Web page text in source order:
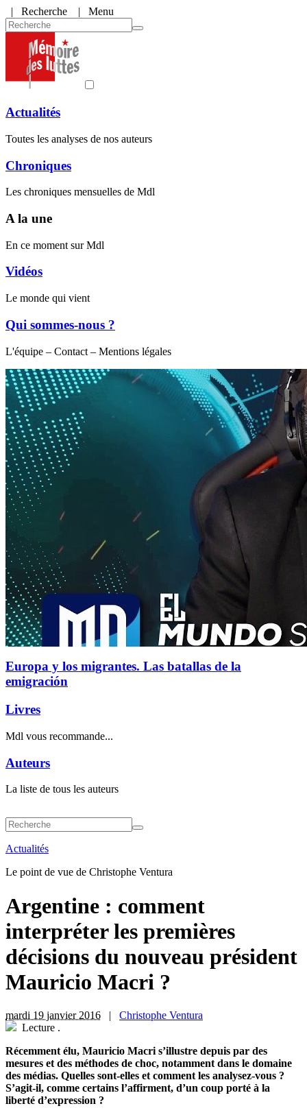
| Recherche | Menu
Actualités
Toutes les analyses de nos auteurs
Chroniques
Les chroniques mensuelles de Mdl
A la une
En ce moment sur Mdl
Vidéos
Le monde qui vient
Qui sommes-nous ?
L'équipe – Contact – Mentions légales
Europa y los migrantes. Las batallas de la
emigración
Livres
Mdl vous recommande...
Auteurs
La liste de tous les auteurs
Actualités
Le point de vue de Christophe Ventura
Argentine : comment
interpréter les premières
décisions du nouveau président
Mauricio Macri ?
mardi 19 janvier 2016 | Christophe Ventura
Lecture .
Récemment élu, Mauricio Macri s’illustre depuis par des
mesures et des méthodes de choc, notamment dans le domaine
des médias. Quelles sont-elles et comment les analysez-vous ?
S’agit-il, comme certains l’affirment, d’un coup porté à la
liberté d’expression ?